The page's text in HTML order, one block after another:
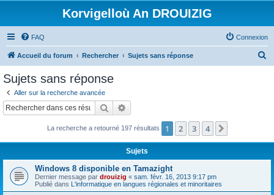
Korvigelloù An DROUIZIG
FAQ Connexion
Accueil du forum Rechercher Sujets sans réponse
c
Sujets sans réponse
Aller sur la recherche avancée
Rechercher
La recherche a retourné 197 résultats 1 2 3 4
Sujets
Windows 8 disponible en Tamazight
Dernier message par drouizig « sam. févr. 16, 2013 9:17 pm
Publié dans L'informatique en langues régionales et minoritaires